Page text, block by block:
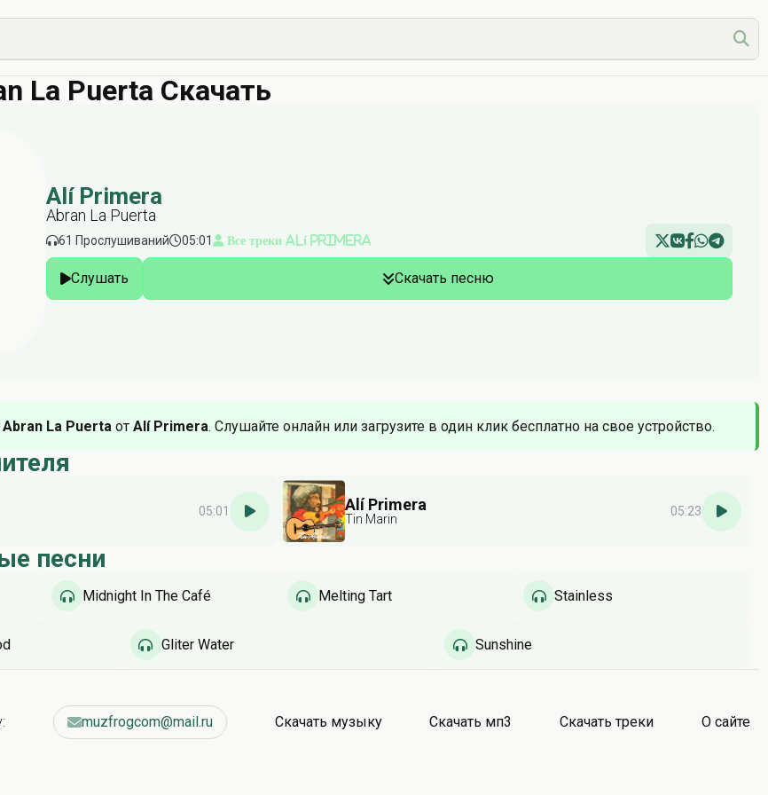
La Puerta Скачать
Alí Primera
Abran La Puerta
61 Прослушиваний 05:01 Все треки Alí Primera
Слушать Скачать песню
Abran La Puerta от Alí Primera. Слушайте онлайн или загрузите в один клик бесплатно на свое устройство.
05:01 Alí Primera
Tin Marin
05:23
песни
Midnight In The Café Melting Tart Stainless
Gliter Water Sunshine
muzfrogcom@mail.ru Скачать музыку Скачать мп3 Скачать треки О сайте